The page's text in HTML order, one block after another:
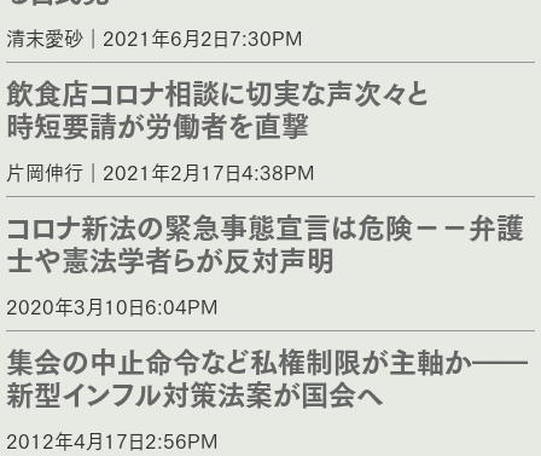
清末愛砂｜2021年6月2日7:30PM
飲食店コロナ相談に切実な声次々と
時短要請が労働者を直撃
片岡伸行｜2021年2月17日4:38PM
コロナ新法の緊急事態宣言は危険－－弁護
士や憲法学者らが反対声明
2020年3月10日6:04PM
集会の中止命令など私権制限が主軸か――
新型インフル対策法案が国会へ
2012年4月17日2:56PM